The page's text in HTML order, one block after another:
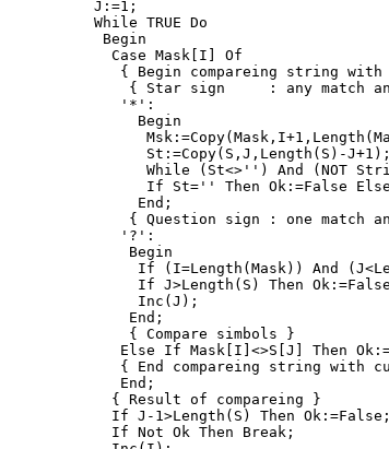
J:=1;
While TRUE Do
  Begin
   Case Mask[I] Of
{ Begin compareing string with
{ Star sign     : any match
    '*':
      Begin
       St:=Copy(S,J,Length(S)-J+1);
While (St<>'') And (NOT
If St='' Then Ok:=False
      End;
{ Question sign : one match
    '?':
     Begin
If (I=Length(Mask)) And
If J>Length(S) Then
      Inc(J);
     End;
     { Compare simbols }
Else If Mask[I]<>S[J] Then
{ End compareing string with
    End;
   { Result of compareing }
   If J-1>Length(S) Then Ok:=False;
   If Not Ok Then Break;